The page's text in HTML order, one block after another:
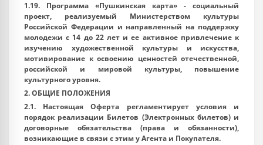
1.19. Программа «Пушкинская карта» - социальный
проект, реализуемый Министерством культуры
Российской Федерации и направленный на поддержку
молодежи с 14 до 22 лет и ее активное привлечение к
изучению художественной культуры и искусства,
мотивирование к освоению ценностей отечественной,
российской и мировой культуры, повышение
культурного уровня.
2. ОБЩИЕ ПОЛОЖЕНИЯ
2.1. Настоящая Оферта регламентирует условия и
порядок реализации Билетов (Электронных билетов) и
договорные обязательства (права и обязанности),
возникающие в связи с этим у Агента и Покупателя.